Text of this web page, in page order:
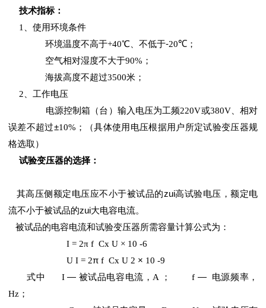
技术指标：
1
、使用环境条件
环境温度不高于+40℃、不低于-20℃；
空气相对湿度不大于90% ；
海拔高度不超过3500米；
2 、工作电压
电源控制箱（台）输入电压为工频220V或380V、相对
误差不超过±10% ；（具体使用电压根据用户所定试验变压器规
格选取）
试验变压器的选择：
其高压侧额定电压应不小于被试品的zui高试验电压，额定电
流不小于被试品的zui大电容电流。
被试品的电容电流和试验变压器所需容量计算公式为：
I = 2π f Cx U × 10 -6
U I = 2πf Cx U 2 × 10 -9
式中
I— 被试品电容电流， A ； f —
电源频率，
Hz ；